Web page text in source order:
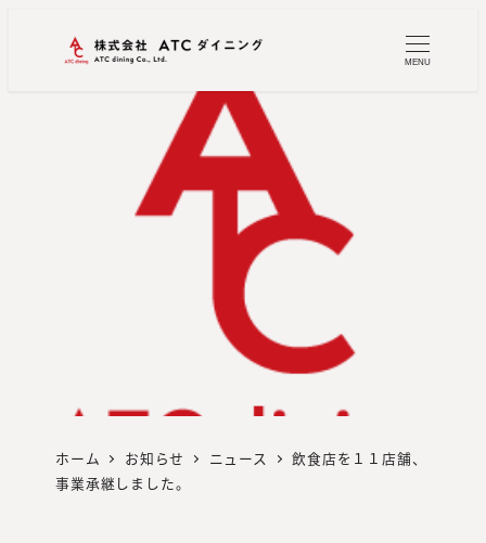
MENU
ホーム お知らせ ニュース
飲食店を１１店舗、
事業承継しました。